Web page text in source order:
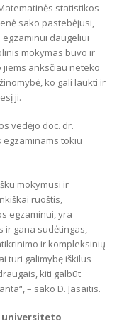
statistikos
sako pastebėjusi,
daugeliui
mokymas buvo ir
anksčiau neteko
ko gali laukti ir
ji.
vedėjo doc. dr.
egzaminams tokiu
mokymusi ir
ruoštis,
egzaminui, yra
ir gana sudėtingas,
ir kompleksinių
turi galimybę iškilus
kiti galbūt
– sako D. Jasaitis.
universiteto